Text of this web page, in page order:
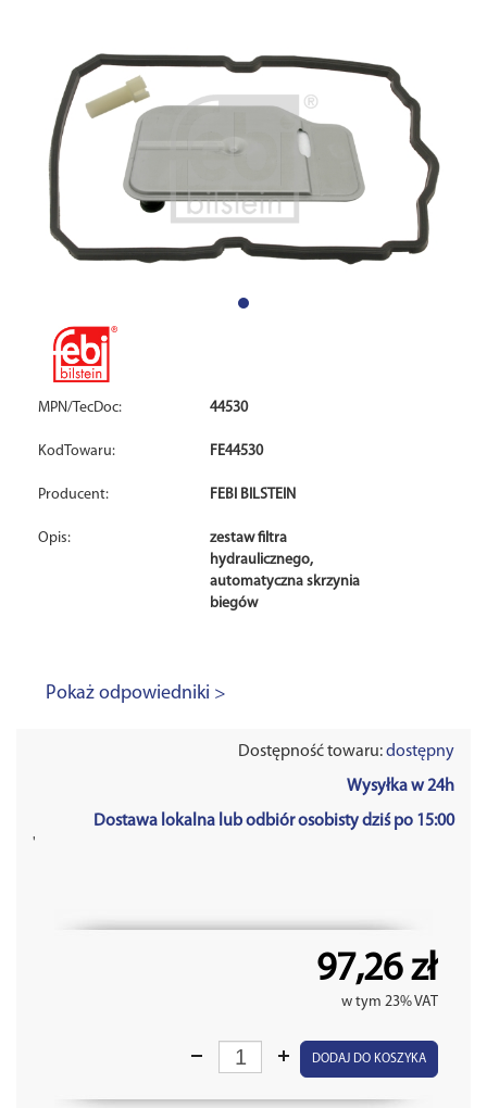
MPN/TecDoc: 44530
KodTowaru: FE44530
Producent: FEBI BILSTEIN
Opis:
zestaw filtra
hydraulicznego,
automatyczna skrzynia
biegów
Pokaż odpowiedniki >
Dostępność towaru:dostępny
Wysyłka w 24h
Dostawa lokalna lub odbiór osobisty dziś po 15:00
'
97,26 zł
w tym 23% VAT
DODAJ DO KOSZYKA